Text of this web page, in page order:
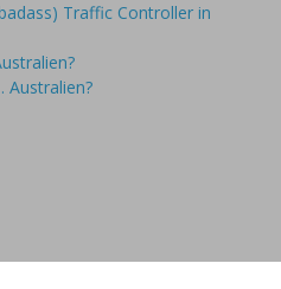
Traffic Controller in
Australien?